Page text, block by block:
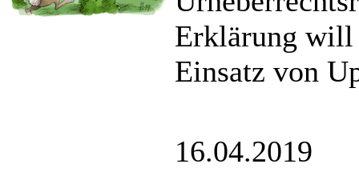
Erklärung will
Einsatz von
16.04.2019